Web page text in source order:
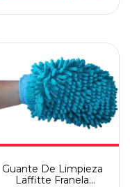
Guante De Limpieza
Laffitte Franela